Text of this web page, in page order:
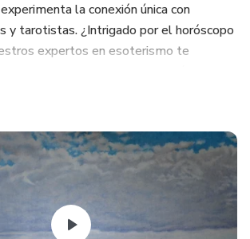
la conexión única con
y tarotistas. ¿Intrigado por el horóscopo
expertos en esoterismo te
precisas.
y Convincente 🌈
+34 932 995 463 y descubre la magia
Tarot 806: 806 556 292. Con atención
los días, nuestros talentosos
encantados de iluminar tu camino. ¡No